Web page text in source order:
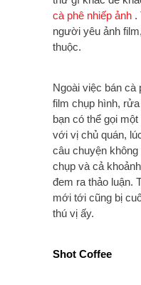
cà phê nhiếp ảnh .
người yêu ảnh
thuộc.
Ngoài việc bán cà
film chụp hình,
bạn có thể gọi
với vị chủ quán,
câu chuyện
chụp và cả
đem ra thảo luận.
mới tới cũng bị
thú vị ấy.
Shot Coffee